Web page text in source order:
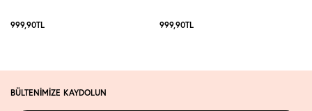
999,90TL 999,90TL
BÜLTENİMİZE KAYDOLUN